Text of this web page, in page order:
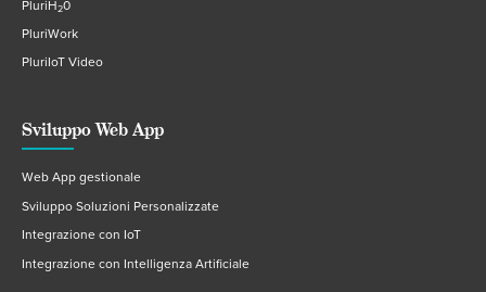
PluriH20
PluriWork
PluriIoT Video
Sviluppo Web App
Web App gestionale
Sviluppo Soluzioni Personalizzate
Integrazione con IoT
Integrazione con Intelligenza Artificiale